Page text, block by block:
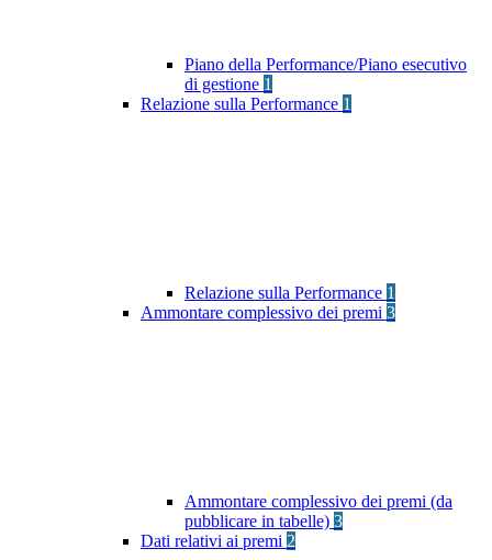
Piano della Performance/Piano esecutivo
di gestione 1
Relazione sulla Performance 1
Relazione sulla Performance 1
Ammontare complessivo dei premi 3
Ammontare complessivo dei premi (da
pubblicare in tabelle) 3
Dati relativi ai premi 2